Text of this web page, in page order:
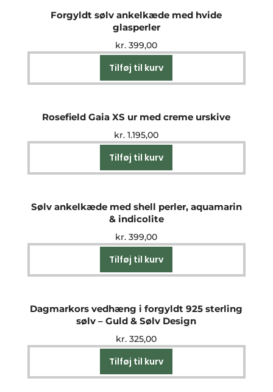
Forgyldt sølv ankelkæde med hvide
glasperler
kr. 399,00
Tilføj til kurv
Rosefield Gaia XS ur med creme urskive
kr. 1.195,00
Tilføj til kurv
Sølv ankelkæde med shell perler, aquamarin
& indicolite
kr. 399,00
Tilføj til kurv
Dagmarkors vedhæng i forgyldt 925 sterling
sølv – Guld & Sølv Design
kr. 325,00
Tilføj til kurv